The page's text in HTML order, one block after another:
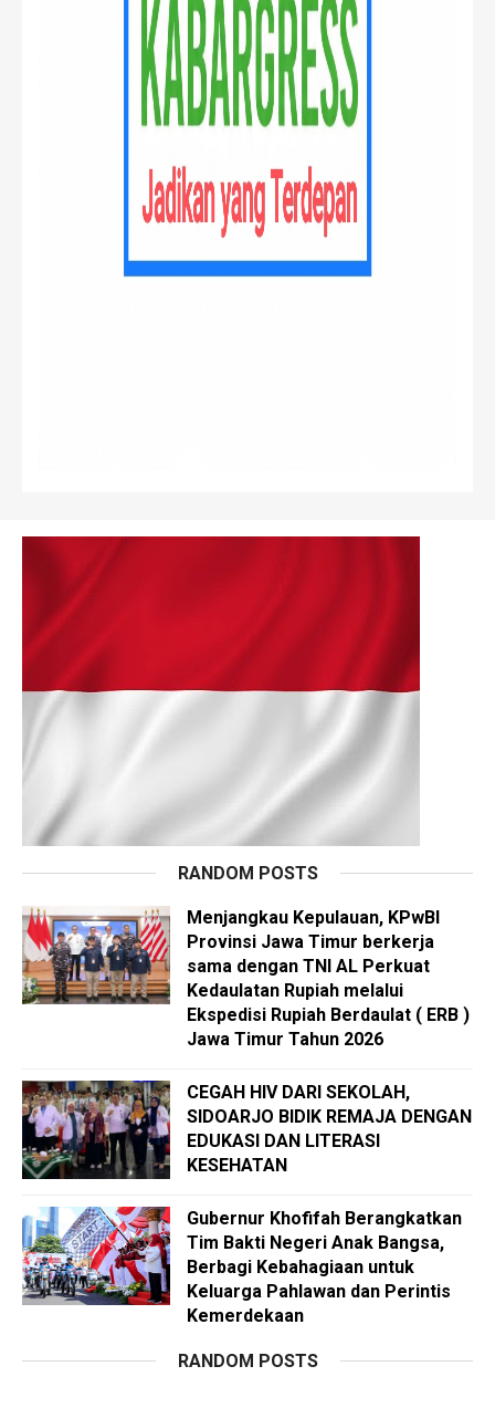
RANDOM POSTS
Menjangkau Kepulauan, KPwBI
Provinsi Jawa Timur berkerja
sama dengan TNI AL Perkuat
Kedaulatan Rupiah melalui
Ekspedisi Rupiah Berdaulat ( ERB )
Jawa Timur Tahun 2026
CEGAH HIV DARI SEKOLAH,
SIDOARJO BIDIK REMAJA DENGAN
EDUKASI DAN LITERASI
KESEHATAN
Gubernur Khofifah Berangkatkan
Tim Bakti Negeri Anak Bangsa,
Berbagi Kebahagiaan untuk
Keluarga Pahlawan dan Perintis
Kemerdekaan
RANDOM POSTS